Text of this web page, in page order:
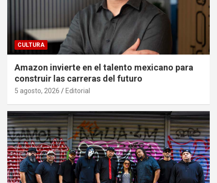
CULTURA
Amazon invierte en el talento mexicano para
construir las carreras del futuro
5 agosto, 2026 Editorial